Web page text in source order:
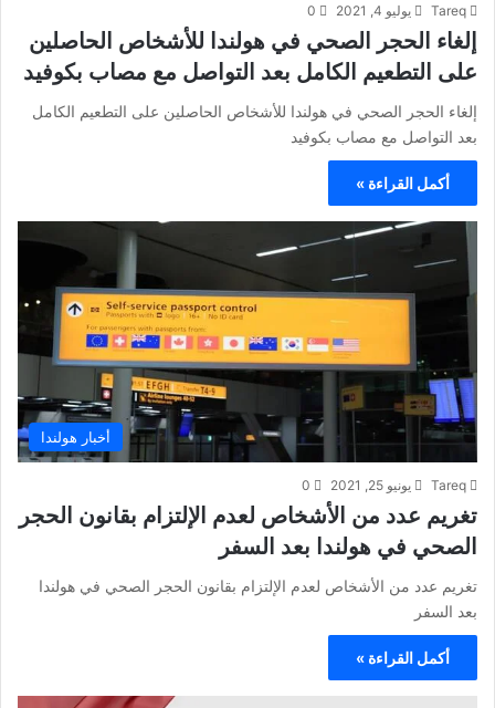
Tareq يوليو 4, 2021 0
إلغاء الحجر الصحي في هولندا للأشخاص الحاصلين
على التطعيم الكامل بعد التواصل مع مصاب بكوفيد
إلغاء الحجر الصحي في هولندا للأشخاص الحاصلين على التطعيم الكامل
بعد التواصل مع مصاب بكوفيد
أكمل القراءة »
أخبار هولندا
Tareq يونيو 25, 2021 0
تغريم عدد من الأشخاص لعدم الإلتزام بقانون الحجر
الصحي في هولندا بعد السفر
تغريم عدد من الأشخاص لعدم الإلتزام بقانون الحجر الصحي في هولندا
بعد السفر
أكمل القراءة »